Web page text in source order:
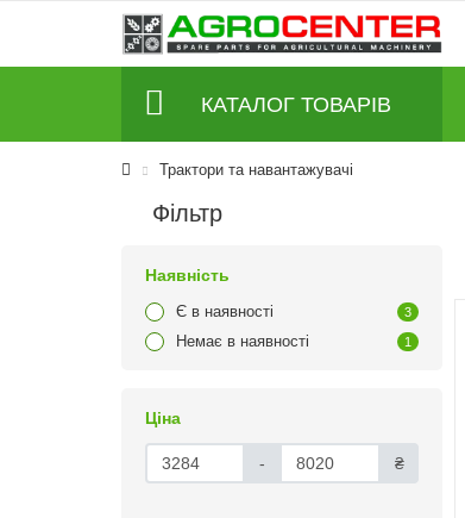
КАТАЛОГ ТОВАРІВ
Трактори та навантажувачі
Фільтр
Наявність
Є в наявності 3
Немає в наявності 1
Ціна
- ₴